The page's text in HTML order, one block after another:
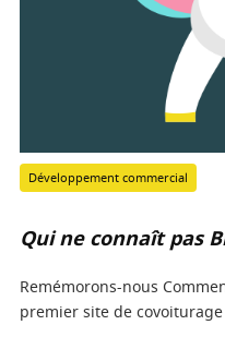
Développement commercial
Qui ne connaît pas
Remémorons-nous
premier site de